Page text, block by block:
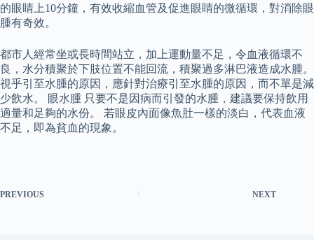
的眼睛上10分鐘，有效收縮血管及促進眼睛的微循環，對消除眼
腫有奇效。
都市人經常坐或長時間站立，加上運動量不足，令血液循環不
良，水分積聚於下肢位置不能回流，積聚過多淋巴液造成水腫。
視乎引至水腫的原因，應針對治療引至水腫的原因，而不單是減
少飲水。 眼水腫 只要不是因病而引發的水腫，建議要保持飲用
適量和足夠的水份。 若眼皮內面像魚肚一樣的淡白，代表血液
不足，即為貧血的現象。
PREVIOUS NEXT